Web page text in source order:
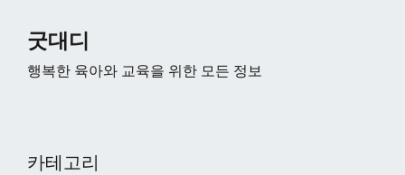
굿대디
행복한 육아와 교육을 위한 모든 정보
카테고리